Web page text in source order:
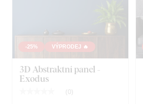
-25% VÝPRODEJ 🔥
3D Abstraktní panel -
Exodus
( 0 )